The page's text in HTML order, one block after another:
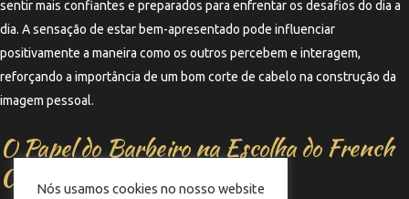
sentir mais confiantes e preparados para enfrentar os desafios do dia a
dia. A sensação de estar bem-apresentado pode influenciar
positivamente a maneira como os outros percebem e interagem,
reforçando a importância de um bom corte de cabelo na construção da
imagem pessoal.
O Papel do Barbeiro na Escolha do French
CropNós usamos cookies no nosso website